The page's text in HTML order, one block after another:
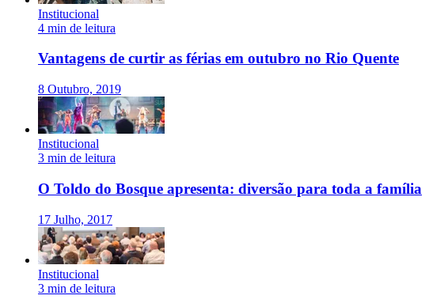
Institucional
4 min de leitura
Vantagens de curtir as férias em outubro no Rio Quente
8 Outubro, 2019
Institucional
3 min de leitura
O Toldo do Bosque apresenta: diversão para toda a família
17 Julho, 2017
Institucional
3 min de leitura